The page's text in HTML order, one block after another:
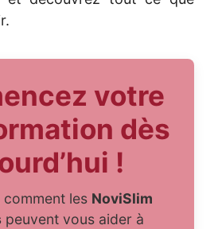
votre
dès
!
les NoviSlim
peuvent vous aider à